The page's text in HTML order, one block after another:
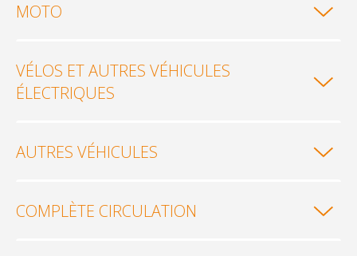
MOTO
VÉLOS ET AUTRES VÉHICULES
ÉLECTRIQUES
AUTRES VÉHICULES
COMPLÈTE CIRCULATION